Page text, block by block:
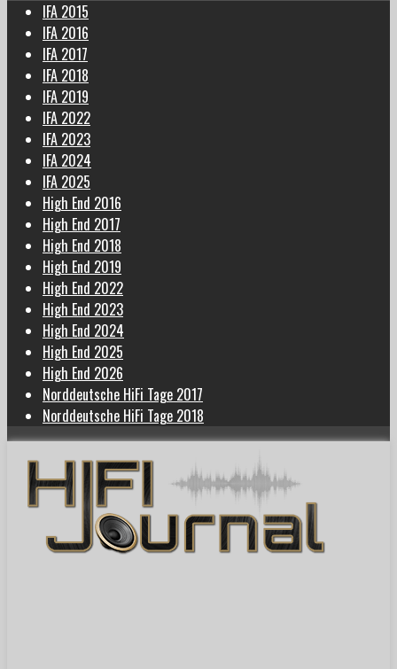
IFA 2015
IFA 2016
IFA 2017
IFA 2018
IFA 2019
IFA 2022
IFA 2023
IFA 2024
IFA 2025
High End 2016
High End 2017
High End 2018
High End 2019
High End 2022
High End 2023
High End 2024
High End 2025
High End 2026
Norddeutsche HiFi Tage 2017
Norddeutsche HiFi Tage 2018